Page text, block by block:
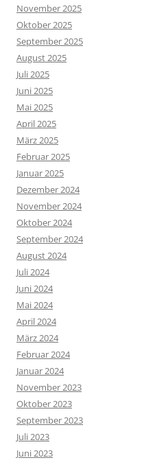
November 2025
Oktober 2025
September 2025
August 2025
Juli 2025
Juni 2025
Mai 2025
April 2025
März 2025
Februar 2025
Januar 2025
Dezember 2024
November 2024
Oktober 2024
September 2024
August 2024
Juli 2024
Juni 2024
Mai 2024
April 2024
März 2024
Februar 2024
Januar 2024
November 2023
Oktober 2023
September 2023
Juli 2023
Juni 2023